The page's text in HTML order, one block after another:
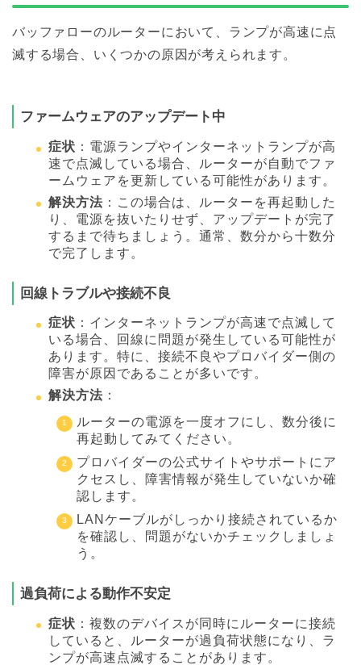
バッファローのルーターにおいて、ランプが高速に点
滅する場合、いくつかの原因が考えられます。
ファームウェアのアップデート中
症状 ：電源ランプやインターネットランプが高
速で点滅している場合、ルーターが自動でファ
ームウェアを更新している可能性があります。
解決方法 ：この場合は、ルーターを再起動した
り、電源を抜いたりせず、アップデートが完了
するまで待ちましょう。通常、数分から十数分
で完了します。
回線トラブルや接続不良
症状 ：インターネットランプが高速で点滅して
いる場合、回線に問題が発生している可能性が
あります。特に、接続不良やプロバイダー側の
障害が原因であることが多いです。
解決方法 ：
ルーターの電源を一度オフにし、数分後に
再起動してみてください。
プロバイダーの公式サイトやサポートにア
クセスし、障害情報が発生していないか確
認します。
LANケーブルがしっかり接続されているか
を確認し、問題がないかチェックしましょ
う。
過負荷による動作不安定
症状 ：複数のデバイスが同時にルーターに接続
していると、ルーターが過負荷状態になり、ラ
ンプが高速点滅することがあります。